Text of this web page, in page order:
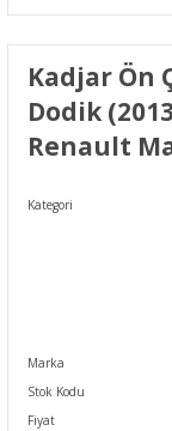
Kadjar Ön
Dodik
Renault
Kategori
Marka
Stok Kodu
Fiyat